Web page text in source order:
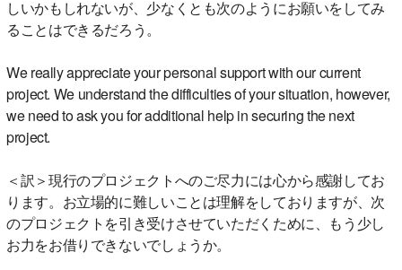
しいかもしれないが、少なくとも次のようにお願いをしてみ
ることはできるだろう。
We really appreciate your personal support with our current
project. We understand the difficulties of your situation, however,
we need to ask you for additional help in securing the next
project.
＜訳＞現行のプロジェクトへのご尽力には心から感謝してお
ります。お立場的に難しいことは理解をしておりますが、次
のプロジェクトを引き受けさせていただくために、もう少し
お力をお借りできないでしょうか。